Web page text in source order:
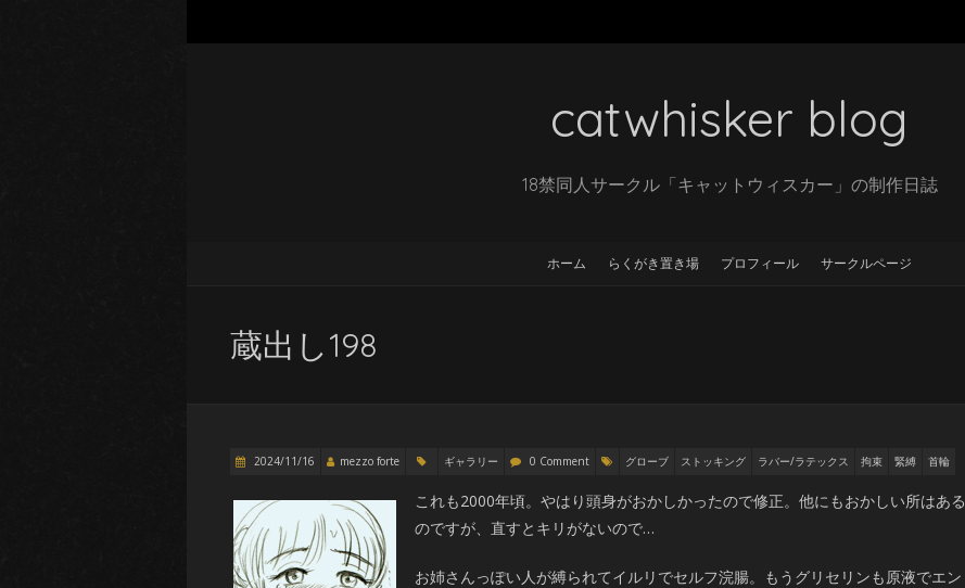
catwhisker blog
18禁同人サークル「キャットウィスカー」の制作日誌
ホーム らくがき置き場 プロフィール サークルページ
蔵出し198
2024/11/16 mezzo forte ギャラリー 0 Comment グローブ ストッキング ラバー/ラテックス 拘束 緊縛 首輪
これも2000年頃。やはり頭身がおかしかったので修正。他にもおかしい所はある
のですが、直すとキリがないので…
お姉さんっぽい人が縛られてイルリでセルフ浣腸。もうグリセリンも原液でエン